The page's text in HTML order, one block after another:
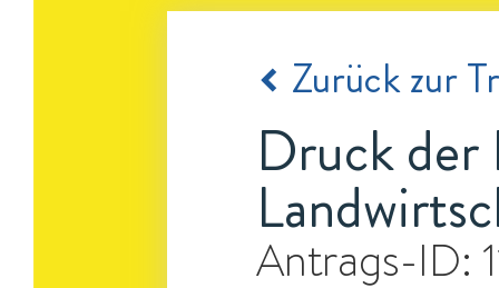
Zurück zur
Druck der
Antrags-ID: